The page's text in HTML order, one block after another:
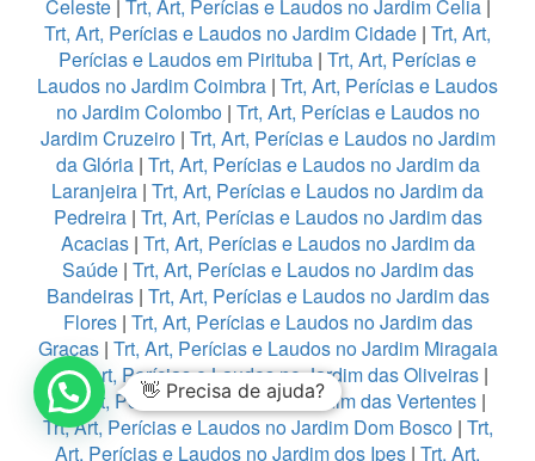
Celeste| Trt, Art, Perícias e Laudos no Jardim Celia|
Trt, Art, Perícias e Laudos no Jardim Cidade | Trt, Art,
Perícias e Laudos em Pirituba | Trt, Art, Perícias e
Laudos no Jardim Coimbra | Trt, Art, Perícias e Laudos
no Jardim Colombo| Trt, Art, Perícias e Laudos no
Jardim Cruzeiro| Trt, Art, Perícias e Laudos no Jardim
da Glória| Trt, Art, Perícias e Laudos no Jardim da
Laranjeira | Trt, Art, Perícias e Laudos no Jardim da
Pedreira| Trt, Art, Perícias e Laudos no Jardim das
Acacias| Trt, Art, Perícias e Laudos no Jardim da
Saúde| Trt, Art, Perícias e Laudos no Jardim das
Bandeiras| Trt, Art, Perícias e Laudos no Jardim das
Flores| Trt, Art, Perícias e Laudos no Jardim das
Graças| Trt, Art, Perícias e Laudos no Jardim Miragaia
|Trt, Art, Perícias e Laudos no Jardim das Oliveiras|
Trt, Art, Perícias e Laudos no Jardim das Vertentes|
Trt, Art, Perícias e Laudos no Jardim Dom Bosco| Trt,
Art, Perícias e Laudos no Jardim dos Ipes | Trt, Art,
👋 Precisa de ajuda?